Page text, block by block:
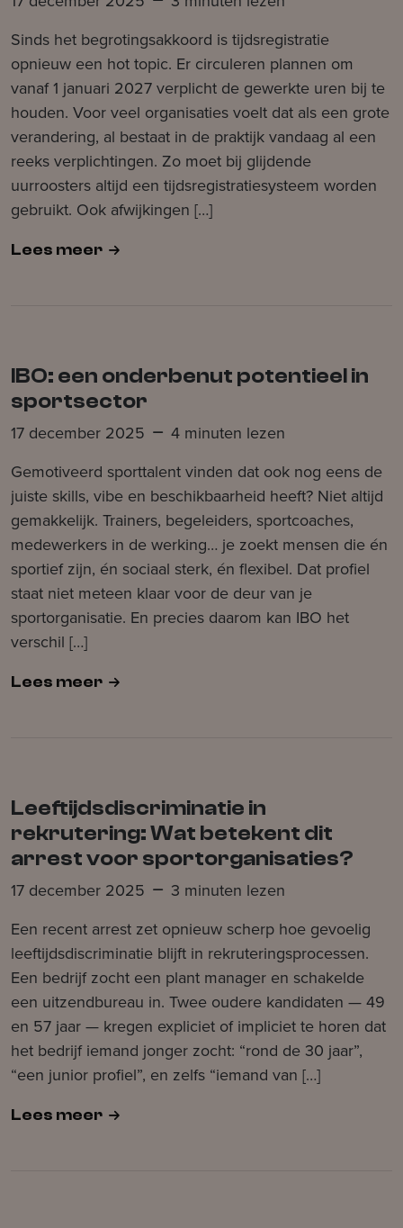
Sinds het begrotingsakkoord is tijdsregistratie
opnieuw een hot topic. Er circuleren plannen om
vanaf 1 januari 2027 verplicht de gewerkte uren bij te
houden. Voor veel organisaties voelt dat als een grote
verandering, al bestaat in de praktijk vandaag al een
reeks verplichtingen. Zo moet bij glijdende
uurroosters altijd een tijdsregistratiesysteem worden
gebruikt. Ook afwijkingen […]
Lees meer
IBO: een onderbenut potentieel in
sportsector
17 december 2025
4 minuten lezen
Gemotiveerd sporttalent vinden dat ook nog eens de
juiste skills, vibe en beschikbaarheid heeft? Niet altijd
gemakkelijk. Trainers, begeleiders, sportcoaches,
medewerkers in de werking… je zoekt mensen die én
sportief zijn, én sociaal sterk, én flexibel. Dat profiel
staat niet meteen klaar voor de deur van je
sportorganisatie. En precies daarom kan IBO het
verschil […]
Lees meer
Leeftijdsdiscriminatie in
rekrutering: Wat betekent dit
arrest voor sportorganisaties?
17 december 2025
3 minuten lezen
Een recent arrest zet opnieuw scherp hoe gevoelig
leeftijdsdiscriminatie blijft in rekruteringsprocessen.
Een bedrijf zocht een plant manager en schakelde
een uitzendbureau in. Twee oudere kandidaten — 49
en 57 jaar — kregen expliciet of impliciet te horen dat
het bedrijf iemand jonger zocht: “rond de 30 jaar”,
“een junior profiel”, en zelfs “iemand van […]
Lees meer